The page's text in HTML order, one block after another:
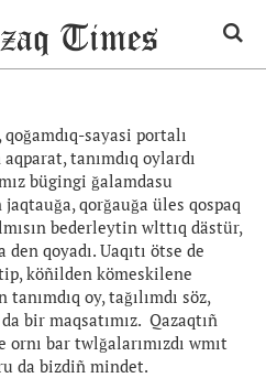
qoğamdıq-sayasi portalı
tanımdıq oylardı
bügingi ğalamdasu
qorğauğa üles qospaq
bederleytin wlttıq dästür,
qoyadı. Uaqıtı ötse de
köñilden kömeskilene
oy, tağılımdı söz,
bir maqsatımız. Qazaqtıñ
bar twlğalarımızdı wmıt
da bizdiñ mindet.